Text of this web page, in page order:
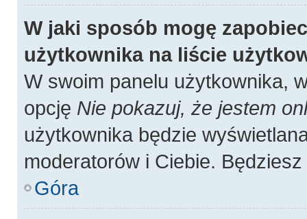
W jaki sposób mogę
użytkownika na liście
W swoim panelu użytkownika,
opcję Nie pokazuj, że jestem
użytkownika będzie
moderatorów i Ciebie.
Góra